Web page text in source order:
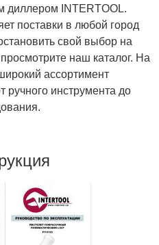
INTERTOOL.
поставки в любой город
свой выбор на
наш каталог. На
ассортимент
ручного инструмента до